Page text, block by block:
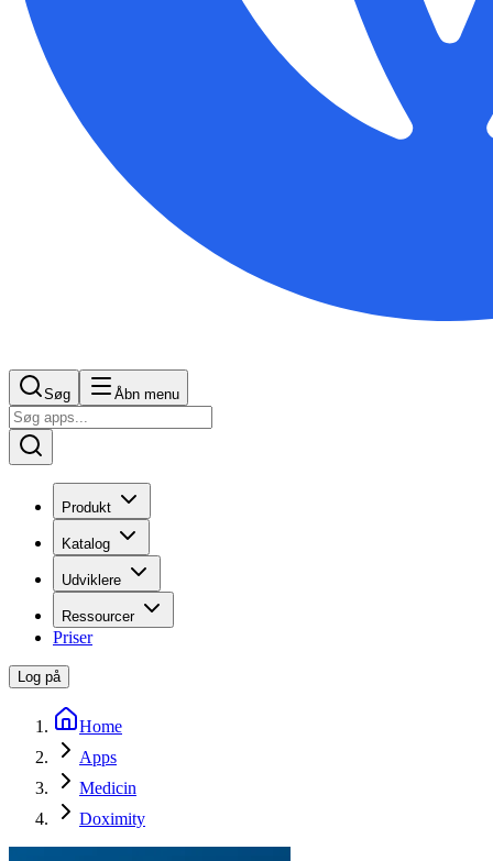
Søg Åbn menu
Produkt
Katalog
Udviklere
Ressourcer
Priser
Log på
Home
Apps
Medicin
Doximity